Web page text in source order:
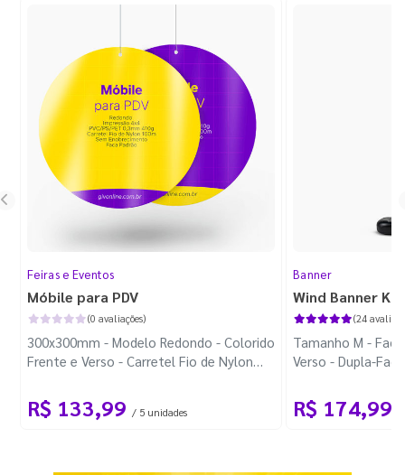
Feiras e Eventos
Móbile para PDV
(0 avaliações)
300x300mm - Modelo Redondo - Colorido
Frente e Verso - Carretel Fio de Nylon
R$ 133,99 / 5 unidades
Banner
Wind Banner
(24
Tamanho M -
Verso - Dupla-
R$ 174,99